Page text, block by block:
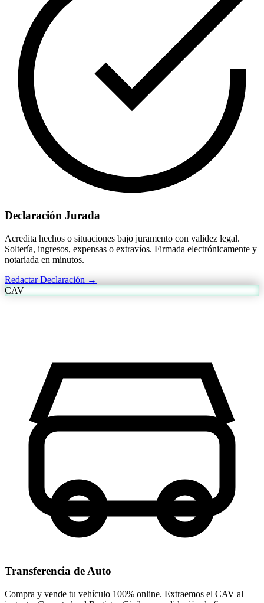
Declaración Jurada
Acredita hechos o situaciones bajo juramento con validez legal.
Soltería, ingresos, expensas o extravíos. Firmada electrónicamente y
notariada en minutos.
Redactar Declaración →
CAV
Transferencia de Auto
Compra y vende tu vehículo 100% online. Extraemos el CAV al